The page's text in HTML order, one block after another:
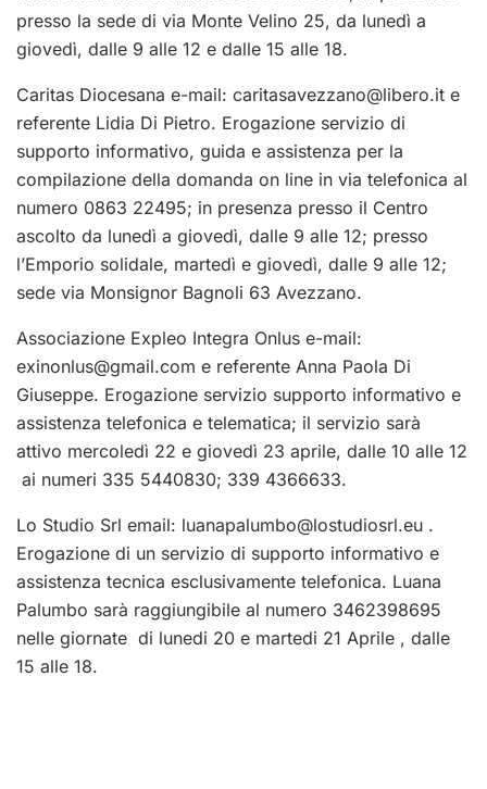
presso la sede di via Monte Velino 25, da lunedì a
giovedì, dalle 9 alle 12 e dalle 15 alle 18.
Caritas Diocesana e-mail: caritasavezzano@libero.it e
referente Lidia Di Pietro. Erogazione servizio di
supporto informativo, guida e assistenza per la
compilazione della domanda on line in via telefonica al
numero 0863 22495; in presenza presso il Centro
ascolto da lunedì a giovedì, dalle 9 alle 12; presso
l’Emporio solidale, martedì e giovedì, dalle 9 alle 12;
sede via Monsignor Bagnoli 63 Avezzano.
Associazione Expleo Integra Onlus e-mail:
exinonlus@gmail.com e referente Anna Paola Di
Giuseppe. Erogazione servizio supporto informativo e
assistenza telefonica e telematica; il servizio sarà
attivo mercoledì 22 e giovedì 23 aprile, dalle 10 alle 12
ai numeri 335 5440830; 339 4366633.
Lo Studio Srl email: luanapalumbo@lostudiosrl.eu .
Erogazione di un servizio di supporto informativo e
assistenza tecnica esclusivamente telefonica. Luana
Palumbo sarà raggiungibile al numero 3462398695
nelle giornate di lunedi 20 e martedi 21 Aprile , dalle
15 alle 18.